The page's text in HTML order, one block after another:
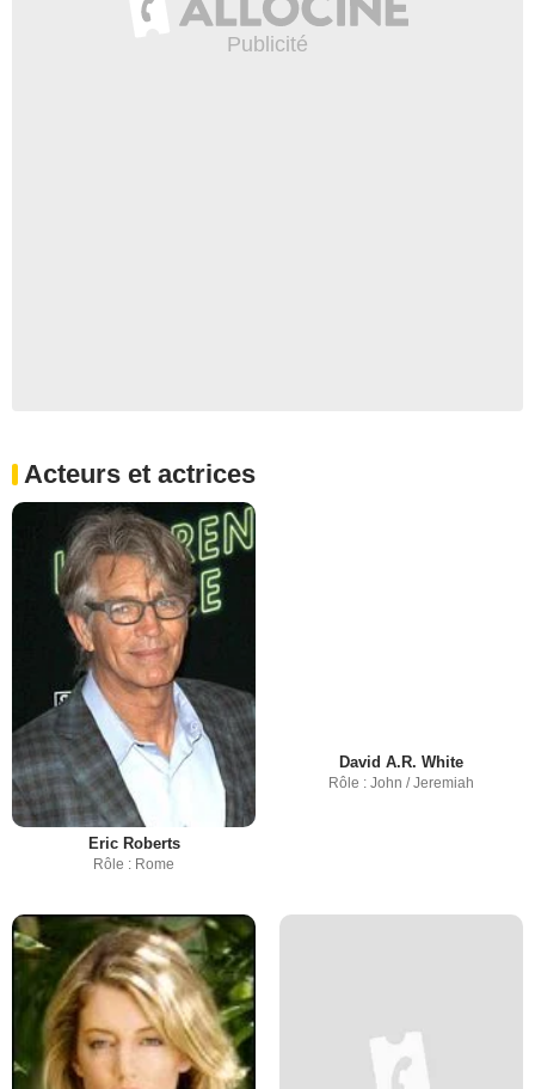
Acteurs et actrices
Eric Roberts
Rôle : Rome
David A.R. White
Rôle : John / Jeremiah